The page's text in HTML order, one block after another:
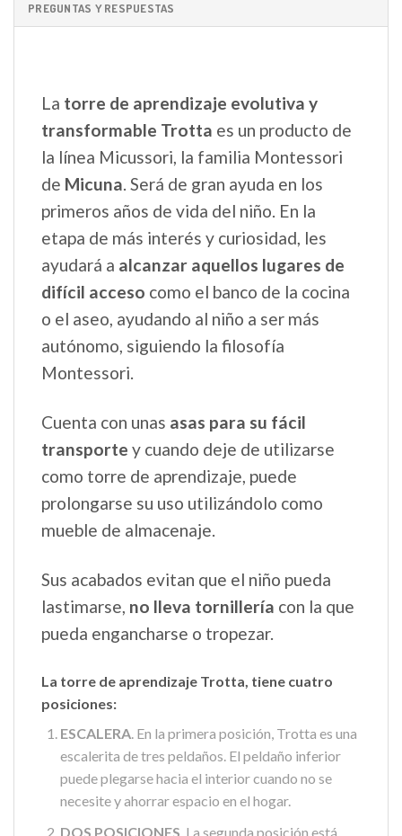
PREGUNTAS Y RESPUESTAS
La torre de aprendizaje evolutiva y
transformable Trotta es un producto de
la línea Micussori, la familia Montessori
de Micuna. Será de gran ayuda en los
primeros años de vida del niño. En la
etapa de más interés y curiosidad, les
ayudará a alcanzar aquellos lugares de
difícil acceso como el banco de la cocina
o el aseo, ayudando al niño a ser más
autónomo, siguiendo la filosofía
Montessori.
Cuenta con unas asas para su fácil
transporte y cuando deje de utilizarse
como torre de aprendizaje, puede
prolongarse su uso utilizándolo como
mueble de almacenaje.
Sus acabados evitan que el niño pueda
lastimarse, no lleva tornillería con la que
pueda engancharse o tropezar.
La torre de aprendizaje Trotta, tiene cuatro
posiciones:
ESCALERA. En la primera posición, Trotta es una
escalerita de tres peldaños. El peldaño inferior
puede plegarse hacia el interior cuando no se
necesite y ahorrar espacio en el hogar.
DOS POSICIONES . La segunda posición está